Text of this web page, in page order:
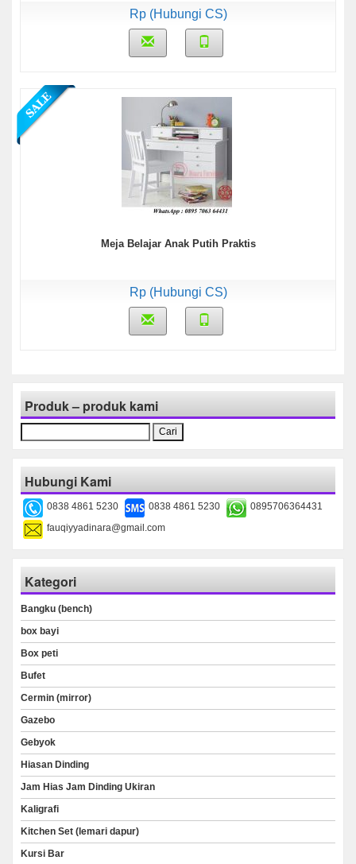
Rp (Hubungi CS)
Meja Belajar Anak Putih Praktis
Rp (Hubungi CS)
Produk – produk kami
untuk:
Hubungi Kami
0838 4861 5230 0838 4861 5230
0895706364431
fauqiyyadinara@gmail.com
Kategori
Bangku (bench)
box bayi
Box peti
Bufet
Cermin (mirror)
Gazebo
Gebyok
Hiasan Dinding
Jam Hias Jam Dinding Ukiran
Kaligrafi
Kitchen Set (lemari dapur)
Kursi Bar